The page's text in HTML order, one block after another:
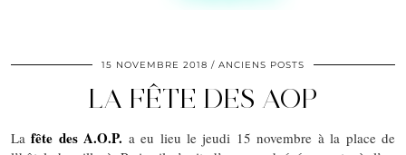
15 NOVEMBRE 2018 ANCIENS POSTS
LA FÊTE DES AOP
Lafête des A.O.P. a eu lieu le jeudi 15 novembre à la place de